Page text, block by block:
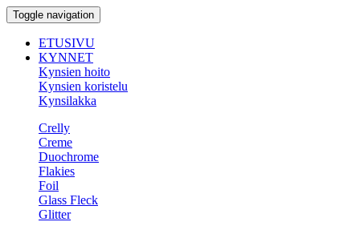
Toggle navigation
ETUSIVU
KYNNET
Kynsien hoito
Kynsien koristelu
Kynsilakka
Crelly
Creme
Duochrome
Flakies
Foil
Glass Fleck
Glitter